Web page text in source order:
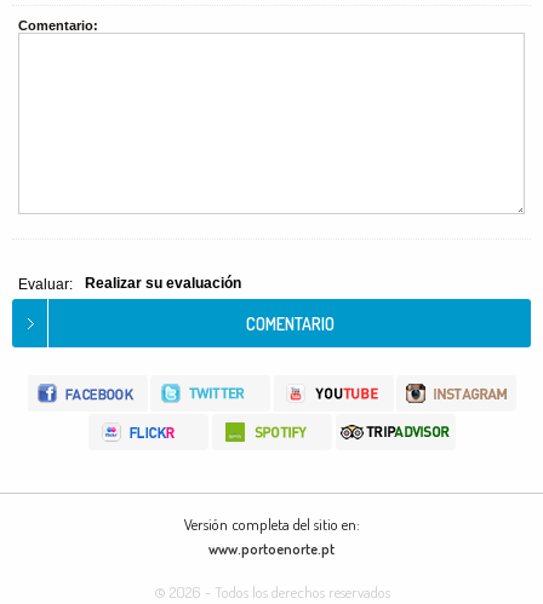
Comentario:
Evaluar: Realizar su evaluación
Versión completa del sitio en:
www.portoenorte.pt
© 2026 - Todos los derechos reservados